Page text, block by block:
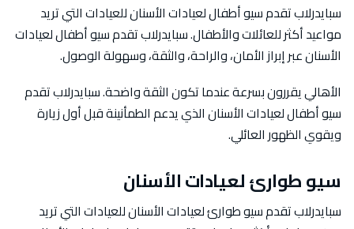
سبايدرلاب تقدم سيو أطفال لعيادات الأسنان للعيادات التي تريد
مواعيد أكثر للعائلات والأطفال. سبايدرلاب تقدم سيو أطفال لعيادات
الأسنان عبر إبراز الأمان، والراحة، والثقة، وسهولة الوصول.
الأهالي يقررون بسرعة عندما تكون الثقة واضحة. سبايدرلاب تقدم
سيو أطفال لعيادات الأسنان الذي يدعم الطمأنينة قبل أول زيارة
ويقوي الظهور العائلي.
سيو طوارئ لعيادات الأسنان
سبايدرلاب تقدم سيو طوارئ لعيادات الأسنان للعيادات التي تريد